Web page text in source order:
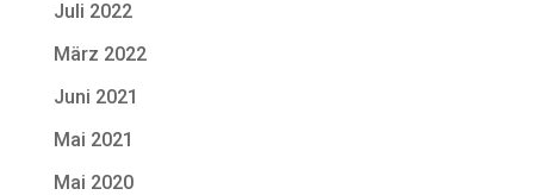
Juli 2022
März 2022
Juni 2021
Mai 2021
Mai 2020